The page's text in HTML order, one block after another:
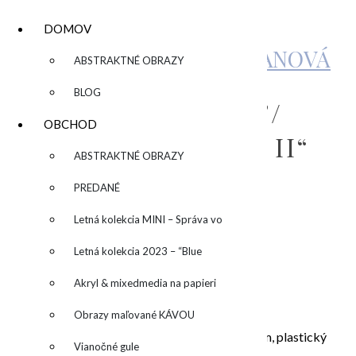
DOMOV
▼ ABSTRAKTNÉ OBRAZY
BLOG
OBCHOD
▼ ABSTRAKTNÉ OBRAZY
PREDANÉ
Letná kolekcia MINI – Správa vo
fľaši
Letná kolekcia 2023 – “Blue
SUN” – “Modré slnko”
Akryl & mixedmedia na papieri
Obrazy maľované KÁVOU
Vianočné gule
KATARÍNA SUJOVÁ KALMANOVÁ
“CORAL BREEZE II”/
„KORALOVÝ VÁNOK II“
by
Pôvodná
cena
270,00€.
190,00
Aktuálna
cena
190,00€.
“Coral Breeze II”/ „Koralový vánok II“ , 80×60 cm, plastický
obraz na recyklovanom plátne